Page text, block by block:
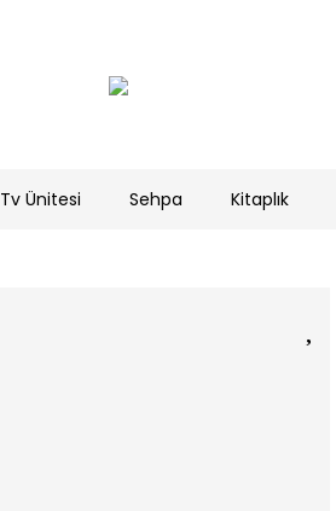
Tv Ünitesi Sehpa Kitaplık